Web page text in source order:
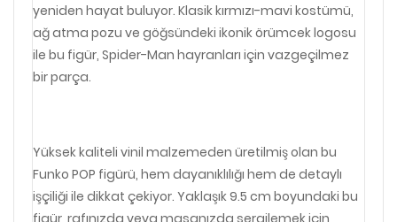
yeniden hayat buluyor. Klasik kırmızı-mavi kostümü,
ağ atma pozu ve göğsündeki ikonik örümcek logosu
ile bu figür, Spider-Man hayranları için vazgeçilmez
bir parça.
Yüksek kaliteli vinil malzemeden üretilmiş olan bu
Funko POP figürü, hem dayanıklılığı hem de detaylı
işçiliği ile dikkat çekiyor. Yaklaşık 9.5 cm boyundaki bu
figür, rafınızda veya masanızda sergilemek için